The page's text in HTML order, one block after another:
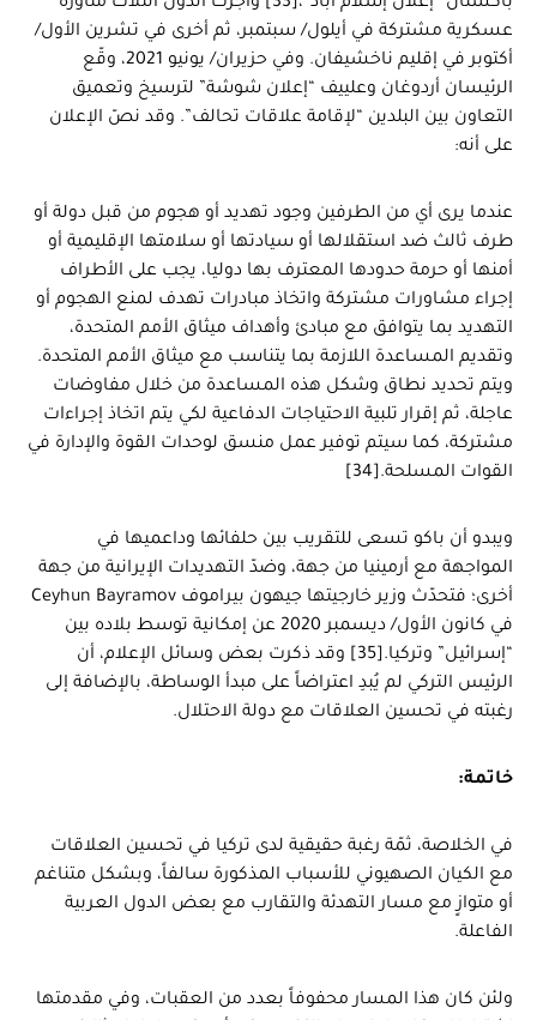
باكستان “إعلان إسلام آباد”،[33] وأجرت الدول الثلاث مناورة
عسكرية مشتركة في أيلول/ سبتمبر، ثم أخرى في تشرين الأول/
أكتوبر في إقليم ناخشيفان. وفي حزيران/ يونيو 2021، وقّع
الرئيسان أردوغان وعلييف “إعلان شوشة” لترسيخ وتعميق
التعاون بين البلدين “لإقامة علاقات تحالف”. وقد نصّ الإعلان
على أنه:
عندما يرى أي من الطرفين وجود تهديد أو هجوم من قبل دولة أو
طرف ثالث ضد استقلالها أو سيادتها أو سلامتها الإقليمية أو
أمنها أو حرمة حدودها المعترف بها دوليا، يجب على الأطراف
إجراء مشاورات مشتركة واتخاذ مبادرات تهدف لمنع الهجوم أو
التهديد بما يتوافق مع مبادئ وأهداف ميثاق الأمم المتحدة،
وتقديم المساعدة اللازمة بما يتناسب مع ميثاق الأمم المتحدة.
ويتم تحديد نطاق وشكل هذه المساعدة من خلال مفاوضات
عاجلة، ثم إقرار تلبية الاحتياجات الدفاعية لكي يتم اتخاذ إجراءات
مشتركة، كما سيتم توفير عمل منسق لوحدات القوة والإدارة في
القوات المسلحة.[34]
ويبدو أن باكو تسعى للتقريب بين حلفائها وداعميها في
المواجهة مع أرمينيا من جهة، وضدّ التهديدات الإيرانية من جهة
أخرى؛ فتحدّث وزير خارجيتها جيهون بيراموف Ceyhun Bayramov
في كانون الأول/ ديسمبر 2020 عن إمكانية توسط بلاده بين
“إسرائيل” وتركيا.[35] وقد ذكرت بعض وسائل الإعلام، أن
الرئيس التركي لم يُبدِ اعتراضاً على مبدأ الوساطة، بالإضافة إلى
رغبته في تحسين العلاقات مع دولة الاحتلال.
خاتمة:
في الخلاصة، ثمّة رغبة حقيقية لدى تركيا في تحسين العلاقات
مع الكيان الصهيوني للأسباب المذكورة سالفاً، وبشكل متناغم
أو متوازٍ مع مسار التهدئة والتقارب مع بعض الدول العربية
الفاعلة.
ولئن كان هذا المسار محفوفاً بعدد من العقبات، وفي مقدمتها